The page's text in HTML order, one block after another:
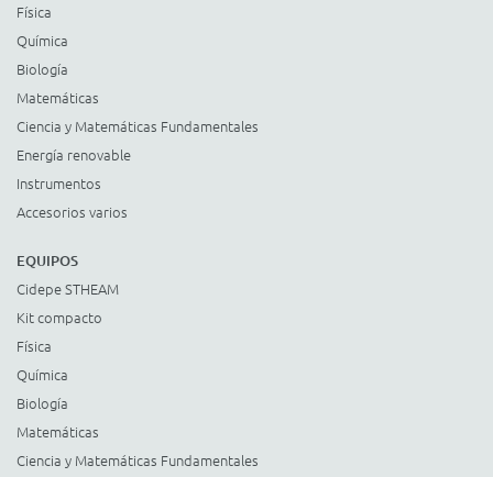
Física
Química
Biología
Matemáticas
Ciencia y Matemáticas Fundamentales
Energía renovable
Instrumentos
Accesorios varios
EQUIPOS
Cidepe STHEAM
Kit compacto
Física
Química
Biología
Matemáticas
Ciencia y Matemáticas Fundamentales